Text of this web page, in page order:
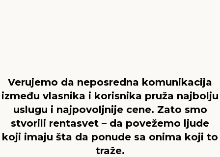
Verujemo da neposredna komunikacija
između vlasnika i korisnika pruža najbolju
uslugu i najpovoljnije cene. Zato smo
stvorili rentasvet – da povežemo ljude
koji imaju šta da ponude sa onima koji to
traže.